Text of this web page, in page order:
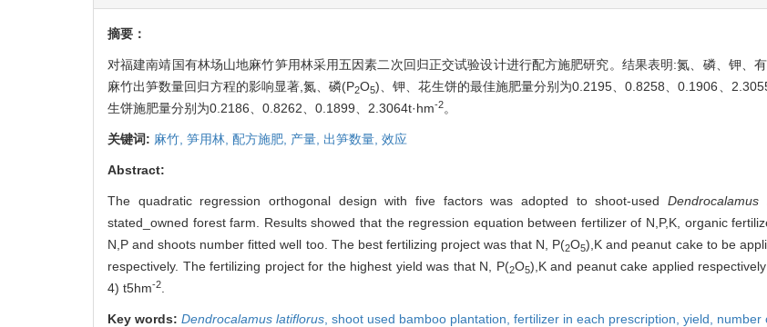
摘要：
对福建南靖国有林场山地麻竹笋用林采用五因素二次回归正交试验设计进行配方施肥研究。结果表明:氮、磷、钾、
麻竹出笋数量回归方程的影响显著,氮、磷(P2O5)、钾、花生饼的最佳施肥量分别为0.2195、0.8258、0.1906、
生饼施肥量分别为0.2186、0.8262、0.1899、2.3064t·hm-2。
关键词: 麻竹, 笋用林, 配方施肥, 产量, 出笋数量, 效应
Abstract:
The quadratic regression orthogonal design with five factors was adopted to shoot-used Dendrocalamus
stated_owned forest farm. Results showed that the regression equation between fertilizer of N,P,K, organic
N,P and shoots number fitted well too. The best fertilizing project was that N, P(2O5),K and peanut cake to be
respectively. The fertilizing project for the highest yield was that N, P(2O5),K and peanut cake applied
4) t5hm-2
Key words: Dendrocalamus latiflorus shoot used bamboo plantation, fertilizer in each prescription, yield, number